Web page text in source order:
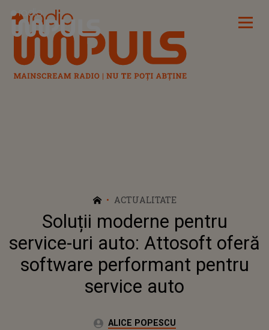
Radio Impuls
ACTUALITATE
Soluții moderne pentru
service-uri auto: Attosoft oferă
software performant pentru
service auto
Autor:ALICE POPESCU